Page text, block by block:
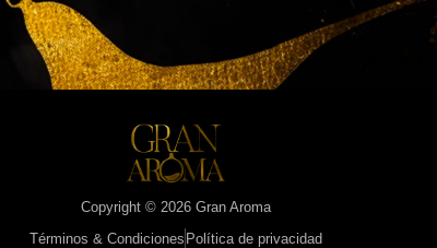
Copyright © 2026 Gran Aroma
Términos & Condiciones Política de privacidad